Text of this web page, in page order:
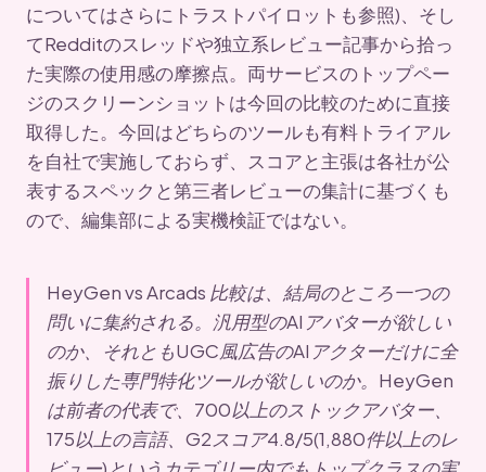
についてはさらにトラストパイロットも参照)、そし
てRedditのスレッドや独立系レビュー記事から拾っ
た実際の使用感の摩擦点。両サービスのトップペー
ジのスクリーンショットは今回の比較のために直接
取得した。今回はどちらのツールも有料トライアル
を自社で実施しておらず、スコアと主張は各社が公
表するスペックと第三者レビューの集計に基づくも
ので、編集部による実機検証ではない。
HeyGen vs Arcads 比較は、結局のところ一つの
問いに集約される。汎用型のAIアバターが欲しい
のか、それともUGC風広告のAIアクターだけに全
振りした専門特化ツールが欲しいのか。HeyGen
は前者の代表で、700以上のストックアバター、
175以上の言語、G2スコア4.8/5(1,880件以上のレ